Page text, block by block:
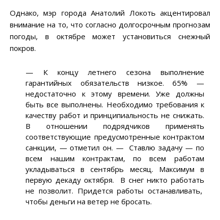
Однако, мэр города Анатолий Локоть акцентировал
внимание на то, что согласно долгосрочным прогнозам
погоды, в октябре может установиться снежный
покров.
— К концу летнего сезона выполнение
гарантийных обязательств низкое. 65% —
недостаточно к этому времени. Уже должны
быть все выполнены. Необходимо требования к
качеству работ и принципиальность не снижать.
В отношении подрядчиков применять
соответствующие предусмотренные контрактом
санкции, — отметил он. — Ставлю задачу — по
всем нашим контрактам, по всем работам
укладываться в сентябрь месяц. Максимум в
первую декаду октября. В снег никто работать
не позволит. Придется работы останавливать,
чтобы деньги на ветер не бросать.